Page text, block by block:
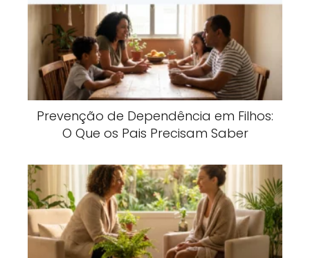
Prevenção de Dependência em Filhos:
O Que os Pais Precisam Saber